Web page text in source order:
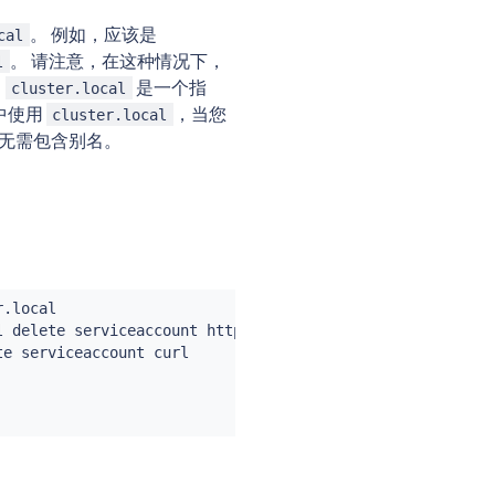
。 例如，应该是
。 请注意，在这种情况下，
cluster.local
是一个指
使用 cluster.local
，当您
需包含别名。
delete serviceaccount httpbin
serviceaccount curl